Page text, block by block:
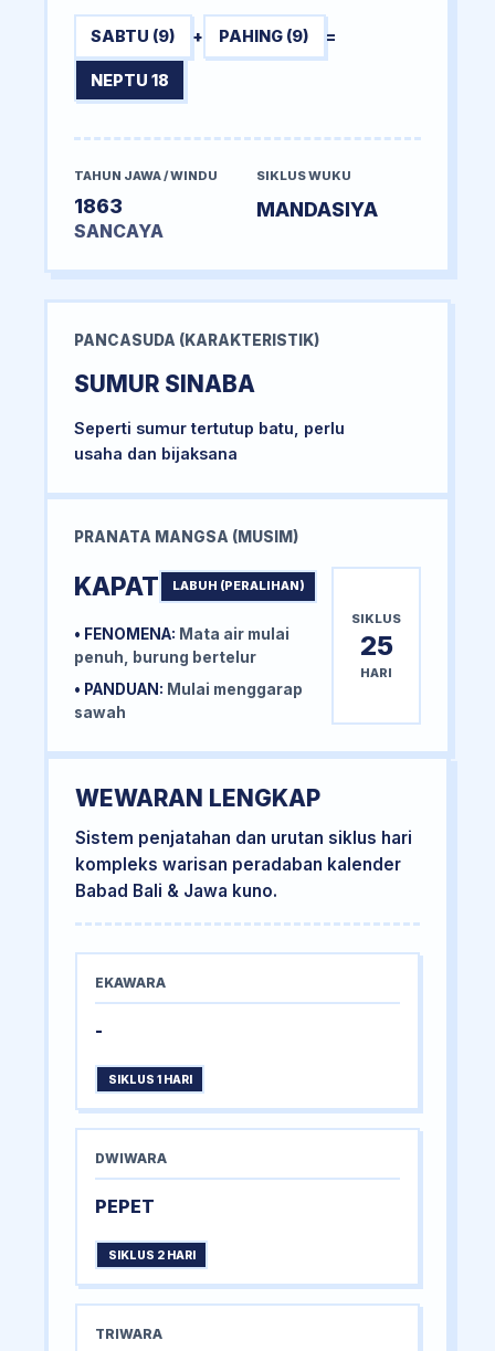
SABTU (9) + PAHING (9) =
NEPTU 18
TAHUN JAWA / WINDU
1863
SANCAYA
SIKLUS WUKU
MANDASIYA
PANCASUDA (KARAKTERISTIK)
SUMUR SINABA
Seperti sumur tertutup batu, perlu
usaha dan bijaksana
PRANATA MANGSA (MUSIM)
KAPAT LABUH (PERALIHAN)
• FENOMENA: Mata air mulai
penuh, burung bertelur
• PANDUAN: Mulai menggarap
sawah
SIKLUS
25
HARI
WEWARAN LENGKAP
Sistem penjatahan dan urutan siklus hari
kompleks warisan peradaban kalender
Babad Bali & Jawa kuno.
EKAWARA
-
SIKLUS 1 HARI
DWIWARA
PEPET
SIKLUS 2 HARI
TRIWARA